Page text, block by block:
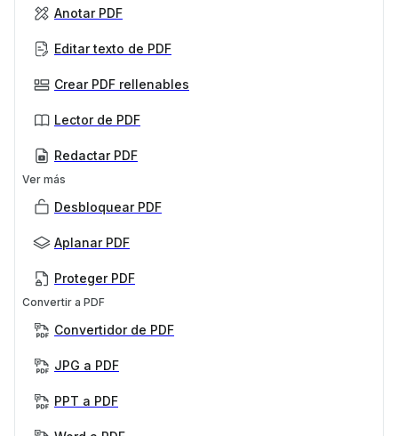
Anotar PDF
Editar texto de PDF
Crear PDF rellenables
Lector de PDF
Redactar PDF
Ver más
Desbloquear PDF
Aplanar PDF
Proteger PDF
Convertir a PDF
Convertidor de PDF
JPG a PDF
PPT a PDF